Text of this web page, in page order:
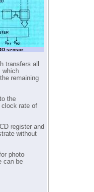
sensor.
transfers all
which
remaining
the
clock rate of
register and
without
photo
can be